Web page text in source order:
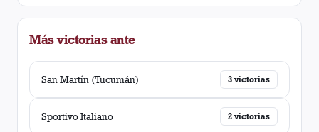
Más victorias ante
San Martín (Tucumán) 3 victorias
Sportivo Italiano 2 victorias